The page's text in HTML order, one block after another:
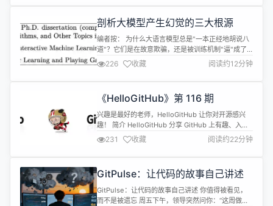
16.67亿元增长至2024年的22.11亿元，复合增长率
2023年起已实现稳定盈利，2024年全年及20...
剖析大模型产生幻觉的三大根源
编者按： 为什么大语言模型总是"一本正经地胡说八
道"？它们是在故意欺骗，还是被训练机制"逼"成了
这样？ 我们今天为大家带来的这篇文章指出：幻觉并
非模型的故障，而是当前训练与评估机制下的一种理
性选择 ------ 当模型因进行猜测获得奖励、因坦
略。 文章系统剖析了幻觉的三大根源：预训练阶段以
统计预测替代事实判断、后...
226 收藏 阅读约12分钟
《HelloGitHub》第 116 期
兴趣是最好的老师，HelloGitHub 让你对开源感兴
趣！ 简介 HelloGitHub 分享 GitHub 上有趣、入门
级的开源项目。
github.com/521xueweihan/HelloGitHub 这里有
实战项目、入门教程、黑科技、开源书籍、大厂开源
C/C++、Swift...让你在短时间...
231 收藏 阅读约22分钟
GitPulse：让代码的故事自己讲述
GitPulse：让代码的故事自己讲述 你值得被看见，
而不是被遗忘 周五下午，领导突然问你：“这周做了